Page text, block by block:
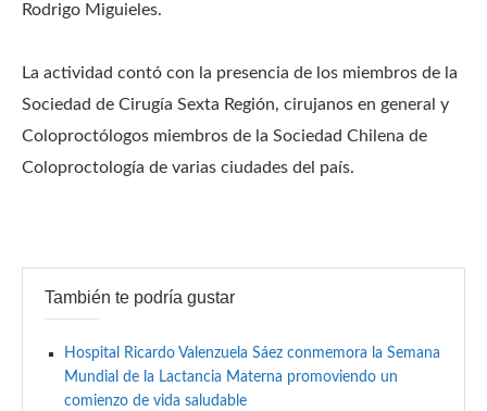
Rodrigo Miguieles.
La actividad contó con la presencia de los miembros de la
Sociedad de Cirugía Sexta Región, cirujanos en general y
Coloproctólogos miembros de la Sociedad Chilena de
Coloproctología de varias ciudades del país.
También te podría gustar
Hospital Ricardo Valenzuela Sáez conmemora la Semana
Mundial de la Lactancia Materna promoviendo un
comienzo de vida saludable